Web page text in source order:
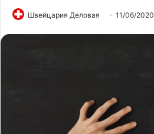
Швейцария Деловая 11/06/2020